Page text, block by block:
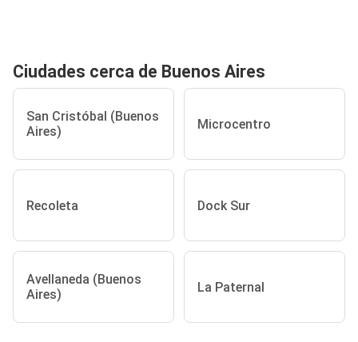
Ciudades cerca de Buenos Aires
San Cristóbal (Buenos
Aires)
Microcentro
Recoleta Dock Sur
Avellaneda (Buenos
Aires)
La Paternal